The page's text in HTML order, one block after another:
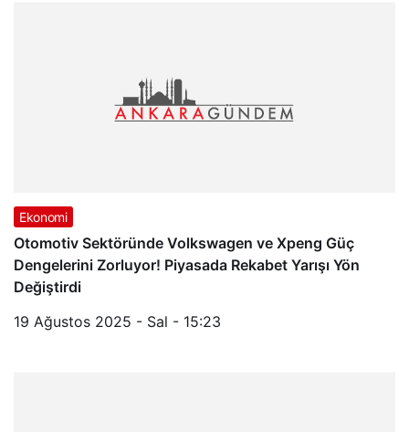
Ekonomi
Otomotiv Sektöründe Volkswagen ve Xpeng Güç
Dengelerini Zorluyor! Piyasada Rekabet Yarışı Yön
Değiştirdi
19 Ağustos 2025 - Sal - 15:23